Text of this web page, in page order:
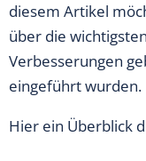
diesem Artikel
über die
Verbesserungen
eingeführt wurden.
Hier ein Überblick